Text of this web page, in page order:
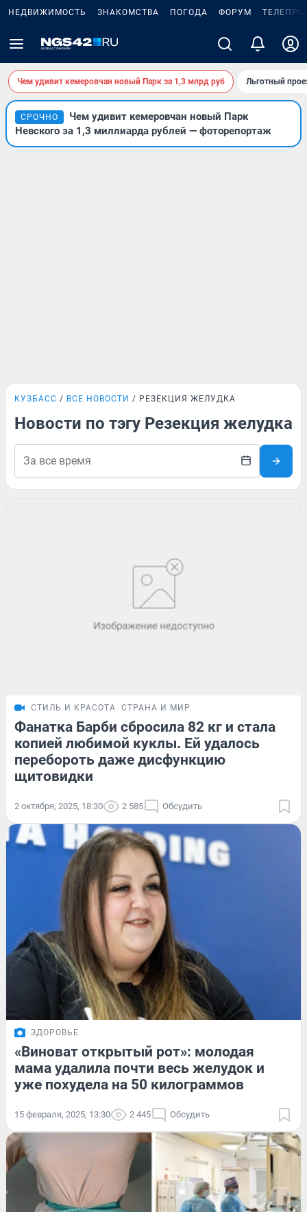
НЕДВИЖИМОСТЬ ЗНАКОМСТВА ПОГОДА ФОРУМ
Чем удивит кемеровчан новый Парк за 1,3 млрд руб Льготный
СРОЧНО
Чем удивит кемеровчан новый Парк
Невского за 1,3 миллиарда рублей — фоторепортаж
КУЗБАСС ВСЕ НОВОСТИ РЕЗЕКЦИЯ ЖЕЛУДКА
Новости по тэгу Резекция желудка
СТИЛЬ И КРАСОТА СТРАНА И МИР
Фанатка Барби сбросила 82 кг и стала
копией любимой куклы. Ей удалось
перебороть даже дисфункцию
щитовидки
2 октября, 2025, 18:30 2 585 Обсудить
ЗДОРОВЬЕ
«Виноват открытый рот»: молодая
мама удалила почти весь желудок и
уже похудела на 50 килограммов
15 февраля, 2025, 13:30 2 445 Обсудить